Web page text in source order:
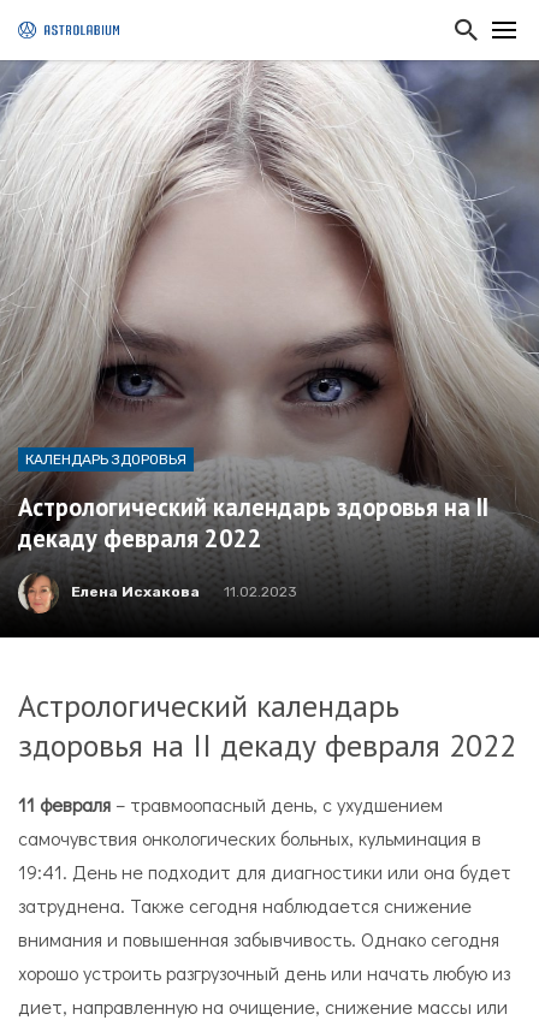
КАЛЕНДАРЬ ЗДОРОВЬЯ
Астрологический календарь здоровья на II
декаду февраля 2022
Елена Исхакова 11.02.2023
Астрологический календарь
здоровья на II декаду февраля 2022
11 февраля – травмоопасный день, с ухудшением
самочувствия онкологических больных, кульминация в
19:41. День не подходит для диагностики или она будет
затруднена. Также сегодня наблюдается снижение
внимания и повышенная забывчивость. Однако сегодня
хорошо устроить разгрузочный день или начать любую из
диет, направленную на очищение, снижение массы или